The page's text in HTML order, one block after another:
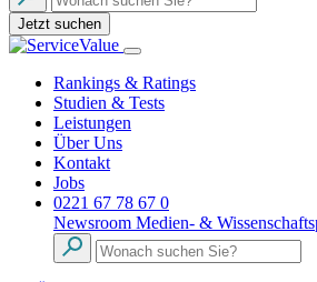
Jetzt suchen
Rankings & Ratings
Studien & Tests
Leistungen
Über Uns
Kontakt
Jobs
0221 67 78 67 0
Newsroom Medien- &